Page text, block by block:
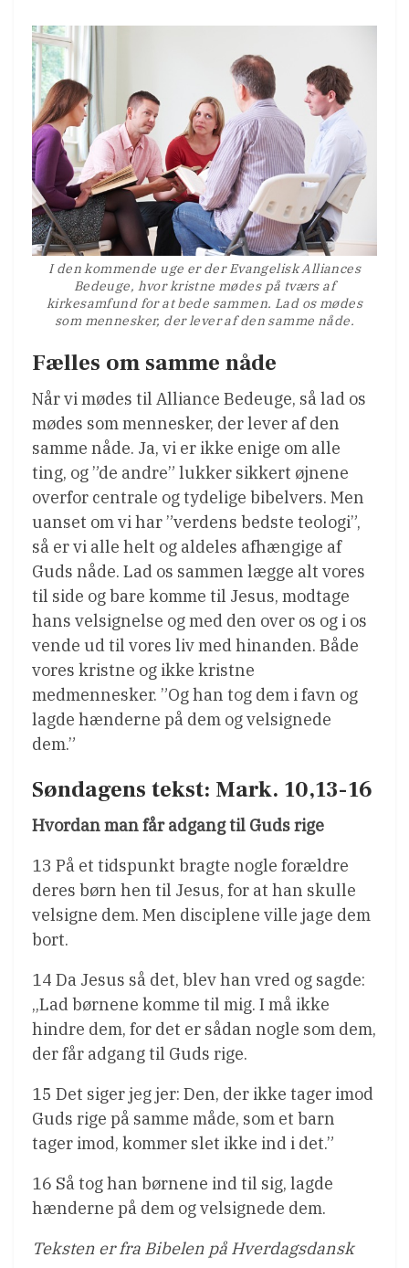
I den kommende uge er der Evangelisk Alliances
Bedeuge, hvor kristne mødes på tværs af
kirkesamfund for at bede sammen. Lad os mødes
som mennesker, der lever af den samme nåde.
Fælles om samme nåde
Når vi mødes til Alliance Bedeuge, så lad os
mødes som mennesker, der lever af den
samme nåde. Ja, vi er ikke enige om alle
ting, og ”de andre” lukker sikkert øjnene
overfor centrale og tydelige bibelvers. Men
uanset om vi har ”verdens bedste teologi”,
så er vi alle helt og aldeles afhængige af
Guds nåde. Lad os sammen lægge alt vores
til side og bare komme til Jesus, modtage
hans velsignelse og med den over os og i os
vende ud til vores liv med hinanden. Både
vores kristne og ikke kristne
medmennesker. ”Og han tog dem i favn og
lagde hænderne på dem og velsignede
dem.”
Søndagens tekst: Mark. 10,13-16
Hvordan man får adgang til Guds rige
13 På et tidspunkt bragte nogle forældre
deres børn hen til Jesus, for at han skulle
velsigne dem. Men disciplene ville jage dem
bort.
14 Da Jesus så det, blev han vred og sagde:
„Lad børnene komme til mig. I må ikke
hindre dem, for det er sådan nogle som dem,
der får adgang til Guds rige.
15 Det siger jeg jer: Den, der ikke tager imod
Guds rige på samme måde, som et barn
tager imod, kommer slet ikke ind i det.”
16 Så tog han børnene ind til sig, lagde
hænderne på dem og velsignede dem.
Teksten er fra Bibelen på Hverdagsdansk